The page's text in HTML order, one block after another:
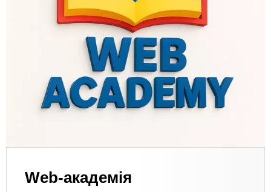
Web-академія